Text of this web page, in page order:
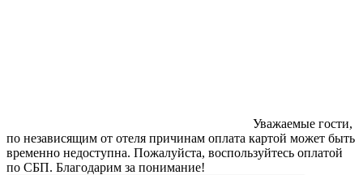
Уважаемые гости,
по независящим от отеля причинам оплата картой может быть
временно недоступна. Пожалуйста, воспользуйтесь оплатой
по СБП. Благодарим за понимание!